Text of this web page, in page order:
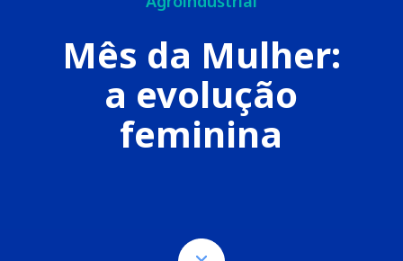
Mês da Mulher:
a evolução
feminina